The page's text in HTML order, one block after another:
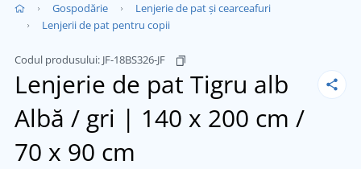
Gospodărie
Lenjerie de pat și cearceafuri
Lenjerii de pat pentru copii
Codul produsului: JF-18BS326-JF
Lenjerie de pat Tigru alb
Albă / gri | 140 x 200 cm /
70 x 90 cm